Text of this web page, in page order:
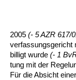
2005 (- 5 AZR 617/
bil­ligt wur­de (- 1
tung mit der
Für die Ab­sicht